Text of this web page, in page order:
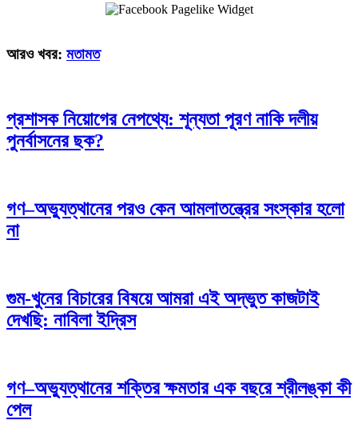
আরও খবর: মতামত
প্রশাসক নিয়োগের নেপথ্যে: শূন্যতা পূরণ নাকি দলীয়
পুনর্বাসনের ছক?
গণ–অভ্যুত্থানের পরও কেন আমলাতন্ত্রের সংস্কার হলো
না
গুম-খুনের বিচারের বিষয়ে আমরা এই অদ্ভুত কাজটাই
দেখছি: নাবিলা ইদ্রিস
গণ–অভ্যুত্থানের শক্তির ক্ষমতার এক বছরে শ্রীলঙ্কা কী
পেল